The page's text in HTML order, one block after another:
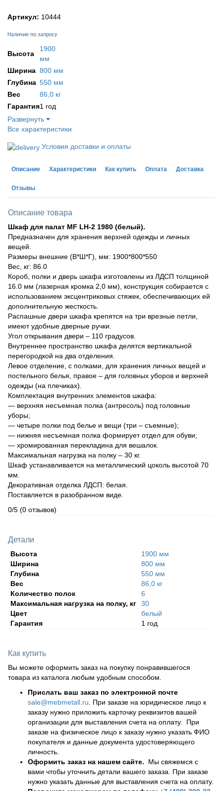
Артикул: 10444
Наличие по запросу
Высота
1900
мм
Ширина 800 мм
Глубина 550 мм
Вес
86,0 кг
Гарантия1 год
Развернуть
Все характеристики
Условия доставки и оплаты
Описание Характеристики Как купить Оплата Доставка
Отзывы
Описание товара
Шкаф для палат MF LH-2 1980 (белый).
Предназначен для хранения верхней одежды и личных
вещей.
Размеры внешние (В*Ш*Г), мм: 1900*800*550
Вес, кг: 86.0
Короб, полки и дверь шкафа изготовлены из ЛДСП толщиной
16.0 мм (лазерная кромка 2,0 мм), конструкция собирается с
использованием эксцентриковых стяжек, обеспечивающих ей
дополнительную жесткость.
Распашные двери шкафа крепятся на три врезные петли,
имеют удобные дверные ручки.
Угол открывания двери – 110 градусов.
Внутреннее пространство шкафа делятся вертикальной
перегородкой на два отделения.
Левое отделение, с полками, для хранения личных вещей и
постельного белья, правое – для головных уборов и верхней
одежды (на плечиках).
Комплектация внутренних элементов шкафа:
— верхняя несъемная полка (антресоль) под головные
уборы;
— четыре полки под белье и вещи (три – съемные);
— нижняя несъемная полка формирует отдел для обуви;
— хромированная перекладина для вешалок.
Максимальная нагрузка на полку – 30 кг.
Шкаф устанавливается на металлический цоколь высотой 70
мм.
Декоративная отделка ЛДСП: белая.
Поставляется в разобранном виде.
0/5 (0 отзывов)
Детали
Высота
1900 мм
Ширина
800 мм
Глубина
550 мм
Вес
86,0 кг
Количество полок
6
Максимальная нагрузка на полку, кг
30
Цвет
белый
Гарантия
1 год
Как купить
Вы можете оформить заказ на покупку понравившегося
товара из каталога любым удобным способом.
Прислать ваш заказ по электронной почте
sale@mebmetall.ru . При заказе на юридическое лицо к
заказу нужно приложить карточку реквизитов вашей
организации для выставления счета на оплату. При
заказе на физическое лицо к заказу нужно указать ФИО
покупателя и данные документа удостоверяющего
личность.
Оформить заказ на нашем сайте. Мы свяжемся с
вами чтобы уточнить детали вашего заказа. При заказе
нужно указать данные для выставления счета на оплату.